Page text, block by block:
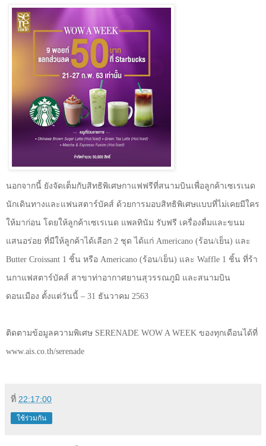
นอกจากนี้ ยังจัดเต็มกับสิทธิพิเศษกาแฟฟรีที่สนามบินเพื่อลูกค้าเซเรเนด
นักเดินทางและแฟนสตาร์บัคส์ ด้วยการมอบสิทธิพิเศษแบบที่ไม่เคยมีใคร
ให้มาก่อน โดยให้ลูกค้าเซเรเนด แพลทินัม รับฟรี เครื่องดื่มและขนม
แสนอร่อย ที่มีให้ลูกค้าได้เลือก 2 ชุด ได้แก่ Americano (ร้อน/เย็น) และ
Butter Croissant 1 ชิ้น หรือ Americano (ร้อน/เย็น) และ Waffle 1 ชิ้น ที่ร้า
นกาแฟสตาร์บัคส์ สาขาท่าอากาศยานสุวรรณภูมิ และสนามบิน
ดอนเมือง ตั้งแต่วันนี้ – 31 ธันวาคม 2563
ติดตามข้อมูลความพิเศษ SERENADE WOW A WEEK ของทุกเดือนได้ที่
www.ais.co.th/serenade
ที่ 22:17:00
ใช้ร่วมกัน